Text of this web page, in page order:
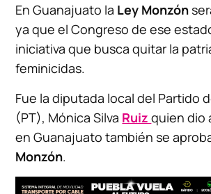
En Guanajuato la Ley Monzón
ya que el Congreso de ese
iniciativa que busca quitar la
feminicidas.
Fue la diputada local del Partido
(PT), Mónica Silva Ruizquien dio
en Guanajuato también se
Monzón.